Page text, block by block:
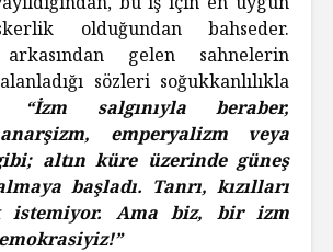
olduğundan bahseder.
arkasından gelen sahnelerin
sözleri soğukkanlılıkla
“İzm salgınıyla beraber,
emperyalizm veya
altın küre üzerinde güneş
başladı. Tanrı, kızılları
istemiyor. Ama biz, bir izm